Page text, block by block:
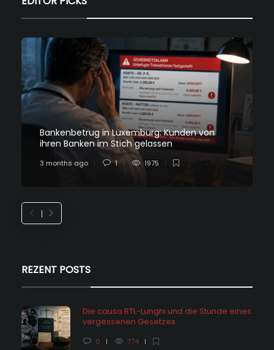
Bankenbetrug in Luxemburg: Kunden von
ihren Banken im Stich gelassen
3 months ago 1 1975
REZENT POSTS
Die causa RTL-Lunghi und die Stunde eines
vergessenen Gesetzes
0 774